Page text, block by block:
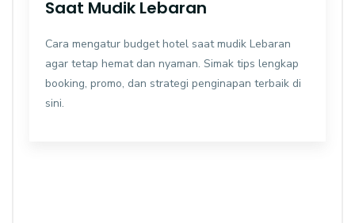
Saat Mudik Lebaran
Cara mengatur budget hotel saat mudik Lebaran
agar tetap hemat dan nyaman. Simak tips lengkap
booking, promo, dan strategi penginapan terbaik di
sini.